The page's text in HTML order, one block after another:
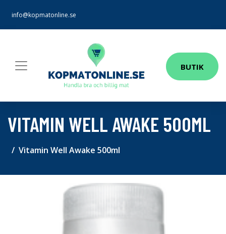
info@kopmatonline.se
BUTIK
VITAMIN WELL AWAKE 500ML
Vitamin Well Awake 500ml